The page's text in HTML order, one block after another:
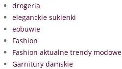
drogeria
eleganckie sukienki
eobuwie
Fashion
Fashion aktualne trendy modowe
Garnitury damskie